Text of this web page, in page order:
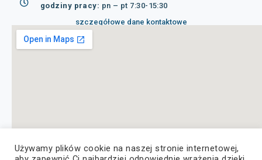
godziny pracy: pn – pt 7:30-15:30
szczegółowe dane kontaktowe
Używamy plików cookie na naszej stronie internetowej,